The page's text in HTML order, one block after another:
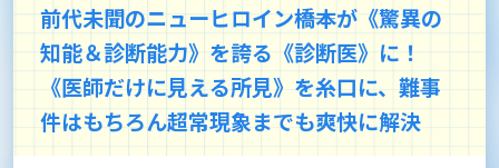
前代未聞のニューヒロイン――橋本が《驚異の
知能＆診断能力》を誇る《診断医》に！
《医師だけに見える所見》を糸口に、難事
件はもちろん超常現象までも爽快に解決